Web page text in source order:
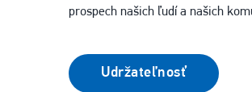
prospech našich ľudí a našich
Udržateľnosť